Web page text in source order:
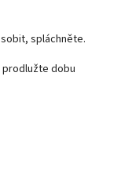
spláchněte.
dobu